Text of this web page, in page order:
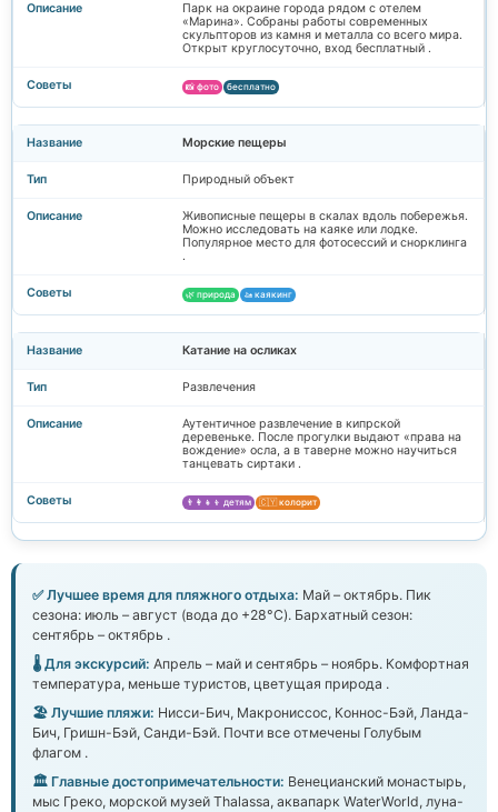
Парк на окраине города рядом с отелем
«Марина». Собраны работы современных
скульпторов из камня и металла со всего мира.
Открыт круглосуточно, вход бесплатный .
📸 фото бесплатно
Морские пещеры
Природный объект
Живописные пещеры в скалах вдоль побережья.
Можно исследовать на каяке или лодке.
Популярное место для фотосессий и снорклинга
.
🌿 природа 🚤 каякинг
Катание на осликах
Развлечения
Аутентичное развлечение в кипрской
деревеньке. После прогулки выдают «права на
вождение» осла, а в таверне можно научиться
танцевать сиртаки .
👨‍👩‍👧‍👦 детям 🇨🇾 колорит
✅ Лучшее время для пляжного отдыха: Май – октябрь. Пик
сезона: июль – август (вода до +28°C). Бархатный сезон:
сентябрь – октябрь .
🌡️ Для экскурсий: Апрель – май и сентябрь – ноябрь. Комфортная
температура, меньше туристов, цветущая природа .
🏖️ Лучшие пляжи: Нисси-Бич, Макрониссос, Коннос-Бэй, Ланда-
Бич, Гришн-Бэй, Санди-Бэй. Почти все отмечены Голубым
флагом .
🏛️ Главные достопримечательности: Венецианский монастырь,
мыс Греко, морской музей Thalassa, аквапарк WaterWorld, луна-